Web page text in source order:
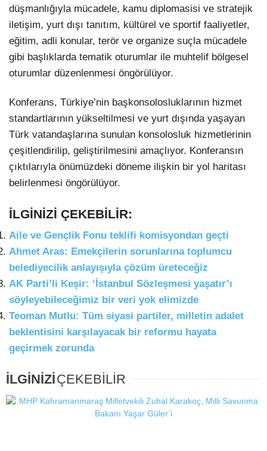
düşmanlığıyla mücadele, kamu diplomasisi ve stratejik
iletişim, yurt dışı tanıtım, kültürel ve sportif faaliyetler,
eğitim, adli konular, terör ve organize suçla mücadele
gibi başlıklarda tematik oturumlar ile muhtelif bölgesel
oturumlar düzenlenmesi öngörülüyor.
Konferans, Türkiye’nin başkonsolosluklarının hizmet
standartlarının yükseltilmesi ve yurt dışında yaşayan
Türk vatandaşlarına sunulan konsolosluk hizmetlerinin
çeşitlendirilip, geliştirilmesini amaçlıyor. Konferansın
çıktılarıyla önümüzdeki döneme ilişkin bir yol haritası
belirlenmesi öngörülüyor.
İLGİNİZİ ÇEKEBİLİR:
Aile ve Gençlik Fonu teklifi komisyondan geçti
Ahmet Aras: Emekçilerin sorunlarına toplumcu
belediyecilik anlayışıyla çözüm üreteceğiz
AK Parti’li Keşir: ‘İstanbul Sözleşmesi yaşatır’ı
söyleyebileceğimiz bir veri yok elimizde
Teoman Mutlu: Tüm siyasi partiler, milletin adalet
beklentisini karşılayacak bir reformu hayata
geçirmek zorunda
İLGİNİZİÇEKEBİLİR